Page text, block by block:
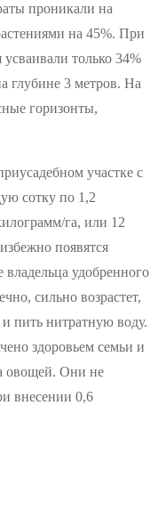
проникали на
на 45%. При
только 34%
глубине 3 метров. На
горизонты,
участке с
сотку по 1,2
га, или 12
появятся
удобренного
сильно возрастет,
пить нитратную воду.
здоровьем семьи и
овощей. Они не
внесении 0,6